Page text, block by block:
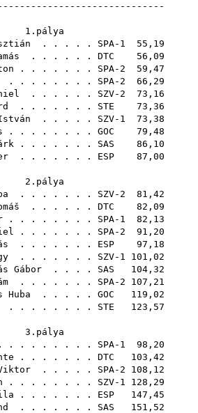
1.pálya
. . . . . SPA-1 55,19
. . . . . . DTC 56,09
. . . . . . . SPA-2 59,47
. . . . . . . . SPA-2 66,29
. . . . . . SZV-2 73,16
. . . . . . . STE 73,36
. . . . . SZV-1 73,38
. . . . . . . . GOC 79,48
. . . . . . . SAS 86,10
. . . . . . . ESP 87,00
2.pálya
. . . . . . . SZV-2 81,42
. . . . . . DTC 82,09
. . . . . . . . SPA-1 82,13
. . . . . . . SPA-2 91,20
. . . . . . . ESP 97,18
. . . . . . . SZV-1 101,02
Gábor . . . . SAS 104,32
. . . . . . . SPA-2 107,21
Huba . . . . . GOC 119,02
. . . . . . . . STE 123,57
3.pálya
. . . . . . . . SPA-1 98,20
. . . . . . . DTC 103,42
. . . . . SPA-2 108,12
. . . . . . . . SZV-1 128,29
. . . . . . . ESP 147,45
. . . . . . . SAS 151,52